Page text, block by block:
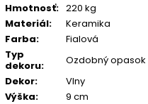
Hmotnosť: 220 kg
Materiál:
Keramika
Farba:
Fialová
Typ
dekoru:
Ozdobný opasok
Dekor:
Vlny
Výška:
9 cm